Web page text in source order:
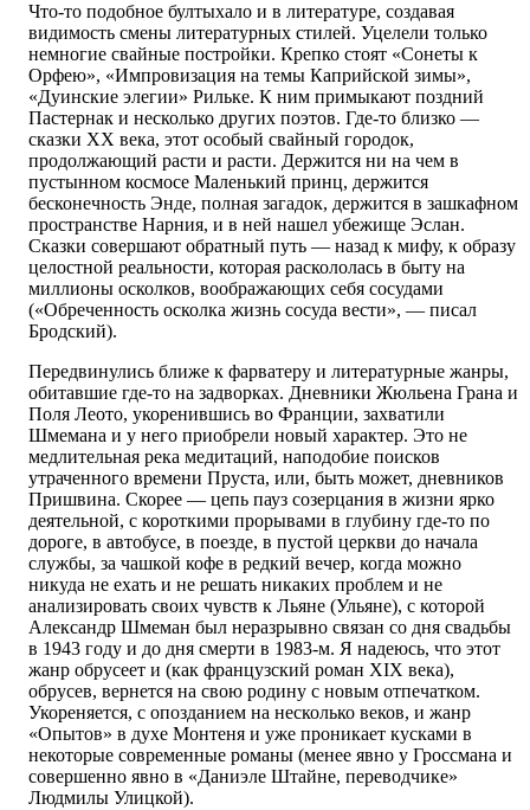
Что-то подобное бултыхало и в литературе, создавая
видимость смены литературных стилей. Уцелели только
немногие свайные постройки. Крепко стоят «Сонеты к
Орфею», «Импровизация на темы Каприйской зимы»,
«Дуинские элегии» Рильке. К ним примыкают поздний
Пастернак и несколько других поэтов. Где-то близко —
сказки XX века, этот особый свайный городок,
продолжающий расти и расти. Держится ни на чем в
пустынном космосе Маленький принц, держится
бесконечность Энде, полная загадок, держится в зашкафном
пространстве Нарния, и в ней нашел убежище Эслан.
Сказки совершают обратный путь — назад к мифу, к образу
целостной реальности, которая раскололась в быту на
миллионы осколков, воображающих себя сосудами
(«Обреченность осколка жизнь сосуда вести», — писал
Бродский).
Передвинулись ближе к фарватеру и литературные жанры,
обитавшие где-то на задворках. Дневники Жюльена Грана и
Поля Леото, укоренившись во Франции, захватили
Шмемана и у него приобрели новый характер. Это не
медлительная река медитаций, наподобие поисков
утраченного времени Пруста, или, быть может, дневников
Пришвина. Скорее — цепь пауз созерцания в жизни ярко
деятельной, с короткими прорывами в глубину где-то по
дороге, в автобусе, в поезде, в пустой церкви до начала
службы, за чашкой кофе в редкий вечер, когда можно
никуда не ехать и не решать никаких проблем и не
анализировать своих чувств к Льяне (Ульяне), с которой
Александр Шмеман был неразрывно связан со дня свадьбы
в 1943 году и до дня смерти в 1983-м. Я надеюсь, что этот
жанр обрусеет и (как французский роман XIX века),
обрусев, вернется на свою родину с новым отпечатком.
Укореняется, с опозданием на несколько веков, и жанр
«Опытов» в духе Монтеня и уже проникает кусками в
некоторые современные романы (менее явно у Гроссмана и
совершенно явно в «Даниэле Штайне, переводчике»
Людмилы Улицкой).